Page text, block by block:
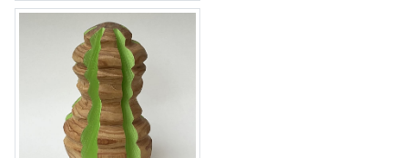
groeivorm Goudiwy 5